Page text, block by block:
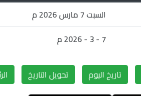
السبت 7 مارس 2026 م
7 - 3 - 2026 م
تاريخ اليوم تحويل التاريخ